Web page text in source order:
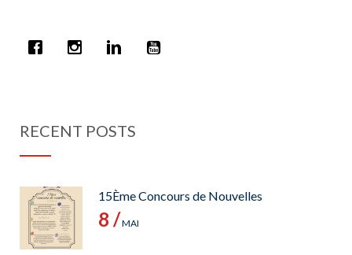
RECENT POSTS
15Ème Concours de Nouvelles
8 /MAI